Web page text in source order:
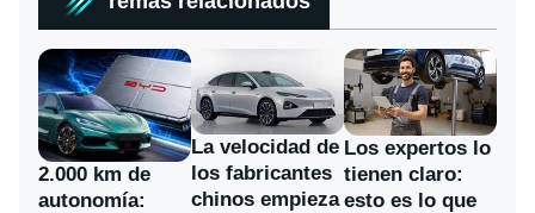
2.000 km de
autonomía:
La velocidad de
los fabricantes
chinos empieza
Los expertos lo
tienen claro:
esto es lo que